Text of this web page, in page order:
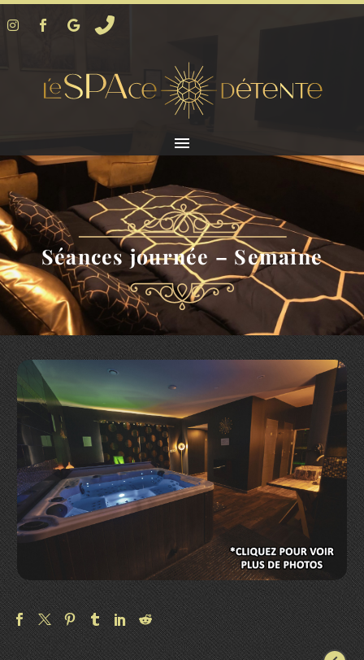
Séances journée – Semaine